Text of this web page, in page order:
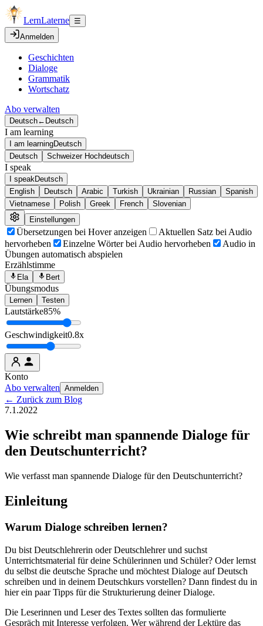
LernLaterne ☰
Anmelden
Geschichten
Dialoge
Grammatik
Wortschatz
Abo verwalten
Deutsch← Deutsch
I am learning
I am learningDeutsch
Deutsch
Schweizer Hochdeutsch
I speak
I speakDeutsch
English
Deutsch Arabic Turkish Ukrainian Russian
Spanish
Vietnamese
Polish Greek French
Slovenian
Einstellungen
Übersetzungen bei Hover anzeigen
Aktuellen Satz bei Audio
hervorheben
Einzelne Wörter bei Audio hervorheben
Audio in
Übungen automatisch abspielen
Erzählstimme
Ela Bert
Übungsmodus
Lernen Testen
Lautstärke85%
Geschwindigkeit0.8x
Konto
Abo verwalten Anmelden
← Zurück zum Blog
7.1.2022
Wie schreibt man spannende Dialoge für
den Deutschunterricht?
Wie verfasst man spannende Dialoge für den Deutschunterricht?
Einleitung
Warum Dialoge schreiben lernen?
Du bist Deutschlehrerin oder Deutschlehrer und suchst
Unterrichtsmaterial für deine Schülerinnen und Schüler? Oder lernst
du selbst die deutsche Sprache und möchtest Dialoge auf Deutsch
schreiben und in deinem Deutschkurs vorstellen? Dann findest du in
hier ein paar Tipps für die Strukturierung deiner Dialoge.
Die Leserinnen und Leser des Textes sollten das formulierte
Gespräch mit Interesse verfolgen. Wer während der Lektüre das